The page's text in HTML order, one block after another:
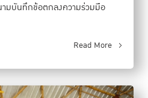
มบันทึกข้อตกลงความร่วมมือ
Read More